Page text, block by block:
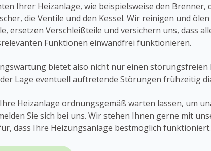
Ihrer Heizanlage, wie beispielsweise den Brenner,
die Ventile und den Kessel. Wir reinigen und ölen
ersetzen Verschleißteile und versichern uns, dass
Funktionen einwandfrei funktionieren.
bietet also nicht nur einen
Lage eventuell auftretende Störungen frühzeitig
Heizanlage ordnungsgemäß warten lassen, um
Sie sich bei uns. Wir stehen Ihnen gerne mit
dass Ihre Heizungsanlage bestmöglich funktioniert.